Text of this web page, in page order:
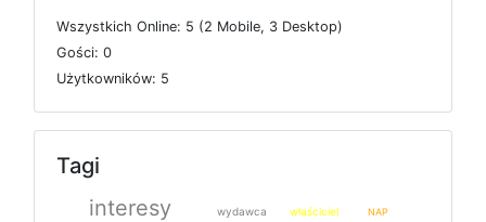
Wszystkich Online: 5 (2 Mobile, 3 Desktop)
Gości: 0
Użytkowników: 5
Tagi
interesy
wydawca właściciel NAP